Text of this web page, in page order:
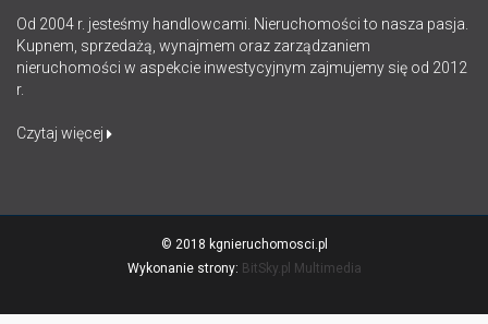
Od 2004 r. jesteśmy handlowcami. Nieruchomości to nasza pasja.
Kupnem, sprzedażą, wynajmem oraz zarządzaniem
nieruchomości w aspekcie inwestycyjnym zajmujemy się od 2012
r.
Czytaj więcej
© 2018 kgnieruchomosci.pl
Wykonanie strony: BitSky.pl Multimedia